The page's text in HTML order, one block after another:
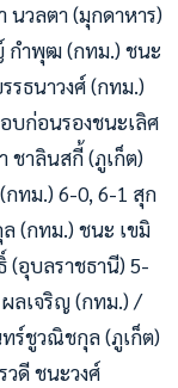
วลตา (มุกดาหาร)
กำพุฒ (กทม.) ชนะ
รธนาวงศ์ (กทม.)
บก่อนรองชนะเลิศ
าลินสกี้ (ภูเก็ต)
ทม.) 6-0, 6-1 สุก
(กทม.) ชนะ เขมิ
(อุบลราชธานี) 5-
ลเจริญ (กทม.) /
ร์ชูวณิชกุล (ภูเก็ต)
ดี ชนะวงศ์